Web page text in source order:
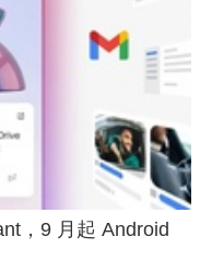
，9 月起 Android